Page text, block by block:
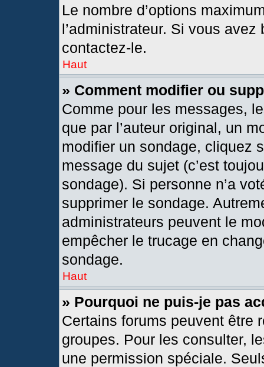
Le nombre d’options
l’administrateur. Si vous
contactez-le.
Haut
» Comment modifier ou
Comme pour les messages,
que par l’auteur original, un
modifier un sondage, cliquez
message du sujet (c’est
sondage). Si personne n’a
supprimer le sondage.
administrateurs peuvent le
empêcher le trucage en
sondage.
Haut
» Pourquoi ne puis-je pas
Certains forums peuvent être
groupes. Pour les consulter,
une permission spéciale.